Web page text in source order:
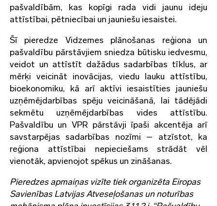
pašvaldībām, kas kopīgi rada vidi jaunu ideju
attīstībai, pētniecībai un jauniešu iesaistei.
Šī pieredze Vidzemes plānošanas reģiona un
pašvaldību pārstāvjiem sniedza būtisku iedvesmu,
veidot un attīstīt dažādus sadarbības tīklus, ar
mērķi veicināt inovācijas, viedu lauku attīstību,
bioekonomiku, kā arī aktīvi iesaistīties jauniešu
uzņēmējdarbības spēju veicināšanā, lai tādējādi
sekmētu uzņēmējdarbības vides attīstību.
Pašvaldību un VPR pārstāvji īpaši akcentēja arī
savstarpējas sadarbības nozīmi – atzīstot, ka
reģiona attīstībai nepieciešams strādāt vēl
vienotāk, apvienojot spēkus un zināšanas.
Pieredzes apmaiņas vizīte tiek organizēta Eiropas
Savienības Latvijas Atveseļošanas un noturības